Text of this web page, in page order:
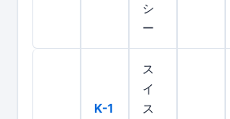
シ
ー
K-1
ス
イ
ス